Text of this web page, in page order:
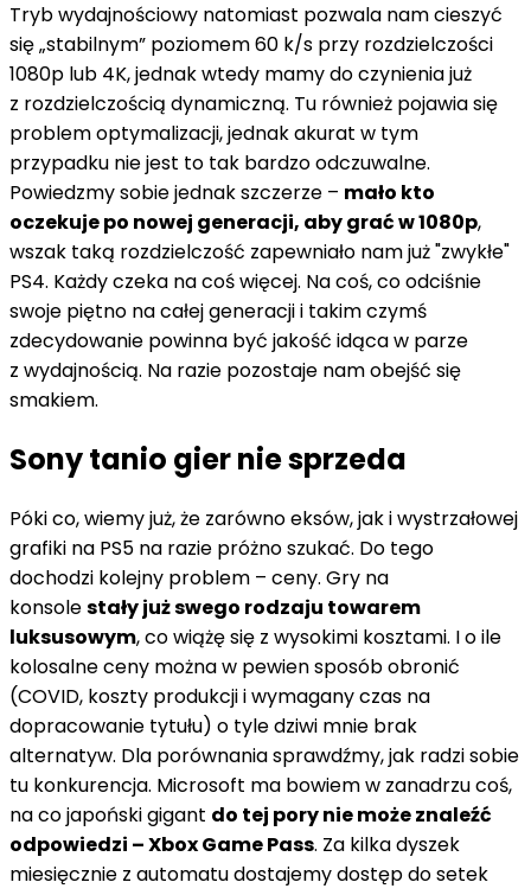
Tryb wydajnościowy natomiast pozwala nam cieszyć
się „stabilnym” poziomem 60 k/s przy rozdzielczości
1080p lub 4K, jednak wtedy mamy do czynienia już
z rozdzielczością dynamiczną. Tu również pojawia się
problem optymalizacji, jednak akurat w tym
przypadku nie jest to tak bardzo odczuwalne.
Powiedzmy sobie jednak szczerze – mało kto
oczekuje po nowej generacji, aby grać w 1080p,
wszak taką rozdzielczość zapewniało nam już "zwykłe"
PS4. Każdy czeka na coś więcej. Na coś, co odciśnie
swoje piętno na całej generacji i takim czymś
zdecydowanie powinna być jakość idąca w parze
z wydajnością. Na razie pozostaje nam obejść się
smakiem.
Sony tanio gier nie sprzeda
Póki co, wiemy już, że zarówno eksów, jak i wystrzałowej
grafiki na PS5 na razie próżno szukać. Do tego
dochodzi kolejny problem – ceny. Gry na
konsolestały już swego rodzaju towarem
luksusowym, co wiążę się z wysokimi kosztami. I o ile
kolosalne ceny można w pewien sposób obronić
(COVID, koszty produkcji i wymagany czas na
dopracowanie tytułu) o tyle dziwi mnie brak
alternatyw. Dla porównania sprawdźmy, jak radzi sobie
tu konkurencja. Microsoft ma bowiem w zanadrzu coś,
na co japoński gigant do tej pory nie może znaleźć
odpowiedzi – Xbox Game Pass. Za kilka dyszek
miesięcznie z automatu dostajemy dostęp do setek